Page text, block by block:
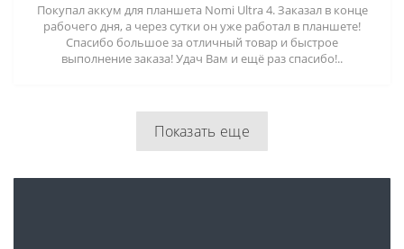
Покупал аккум для планшета Nomi Ultra 4. Заказал в конце
рабочего дня, а через сутки он уже работал в планшете!
Спасибо большое за отличный товар и быстрое
выполнение заказа! Удач Вам и ещё раз спасибо!..
Показать еще